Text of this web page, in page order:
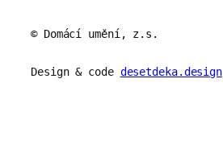
© Domácí umění, z.s.
Design & code desetdeka.design